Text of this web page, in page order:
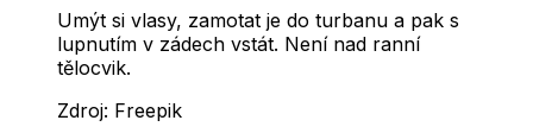
Umýt si vlasy, zamotat je do turbanu a pak s
lupnutím v zádech vstát. Není nad ranní
tělocvik.
Zdroj: Freepik